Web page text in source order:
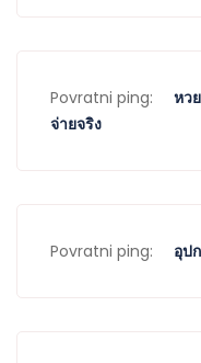
Povratni ping:
หว
จ่ายจริง
Povratni ping: อุป